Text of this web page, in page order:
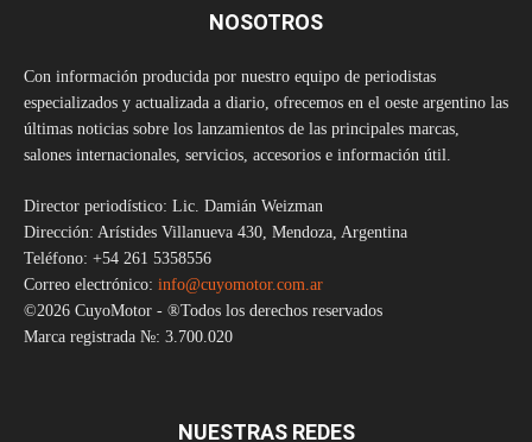
NOSOTROS
Con información producida por nuestro equipo de periodistas
especializados y actualizada a diario, ofrecemos en el oeste argentino las
últimas noticias sobre los lanzamientos de las principales marcas,
salones internacionales, servicios, accesorios e información útil.
Director periodístico: Lic. Damián Weizman
Dirección: Arístides Villanueva 430, Mendoza, Argentina
Teléfono: +54 261 5358556
Correo electrónico: info@cuyomotor.com.ar
©2026 CuyoMotor - ®Todos los derechos reservados
Marca registrada №: 3.700.020
NUESTRAS REDES